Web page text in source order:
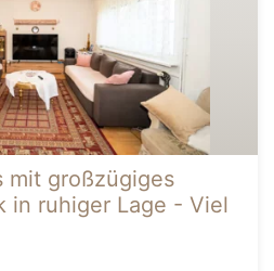
mit großzügiges
in ruhiger Lage - Viel